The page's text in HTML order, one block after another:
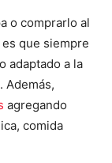
o comprarlo al
que siempre
adaptado a la
Además,
agregando
comida